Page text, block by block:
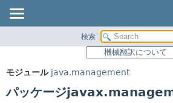
パッケージ
クラス
パッケー
説明
ク
検索
機械翻訳について
モジュール java.management
パッケージ